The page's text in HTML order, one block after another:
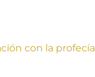
con la profecía